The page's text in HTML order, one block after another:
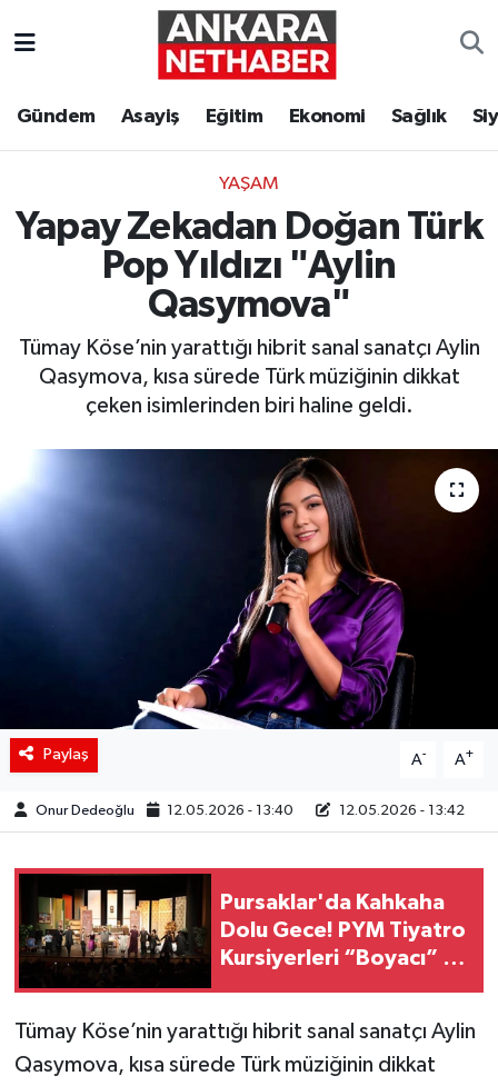
Gündem Asayiş Eğitim Ekonomi Sağlık
YAŞAM
Yapay Zekadan Doğan Türk
Pop Yıldızı "Aylin
Qasymova"
Tümay Köse’nin yarattığı hibrit sanal sanatçı Aylin
Qasymova, kısa sürede Türk müziğinin dikkat
çeken isimlerinden biri haline geldi.
Paylaş A- A+
Onur Dedeoğlu 12.05.2026 - 13:40 12.05.2026 - 13:42
Pursaklar'da Kahkaha
Dolu Gece! PYM Tiyatro
Kursiyerleri “Boyacı” ile
Tümay Köse’nin yarattığı hibrit sanal sanatçı Aylin
Qasymova, kısa sürede Türk müziğinin dikkat
Ekonomi
Kim Kimdir Nereli
Ankara Hava Durumu
Süper Lig Puan Durumu ve Fikstür
Tüm Manşetler
Son Dakika Haberleri
Haber Arşivi